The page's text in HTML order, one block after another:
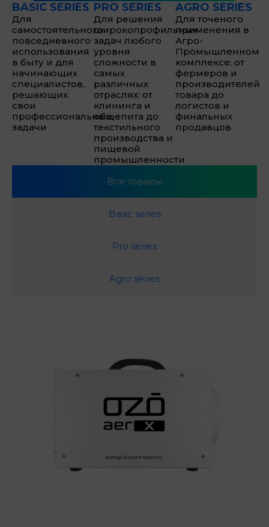
BASIC SERIES
Для
самостоятельного
повседневного
использования
в быту и для
начинающих
специалистов,
решающих
свои
профессиональные
задачи
PRO SERIES
Для решения
широкопрофильных
задач любого
уровня
сложности в
самых
различных
отраслях: от
клининга и
общепита до
текстильного
производства и
пищевой
промышленности
AGRO SERIES
Для точеного
применения в
Агро-
Промышленном
комплексе: от
фермеров и
производителей
товара до
логистов и
финальных
продавцов
Все товары
Basic series
Pro series
Agro series